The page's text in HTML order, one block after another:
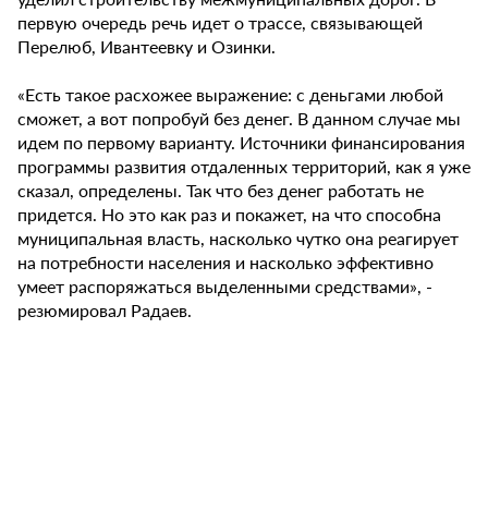
первую очередь речь идет о трассе, связывающей
Перелюб, Ивантеевку и Озинки.
«Есть такое расхожее выражение: с деньгами любой
сможет, а вот попробуй без денег. В данном случае мы
идем по первому варианту. Источники финансирования
программы развития отдаленных территорий, как я уже
сказал, определены. Так что без денег работать не
придется. Но это как раз и покажет, на что способна
муниципальная власть, насколько чутко она реагирует
на потребности населения и насколько эффективно
умеет распоряжаться выделенными средствами», -
резюмировал Радаев.